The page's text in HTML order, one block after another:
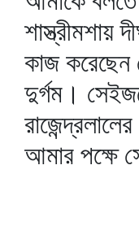
শাস্ত্রীমশায়
কাজ করেছেন
দুর্গম।
আমার পক্ষে